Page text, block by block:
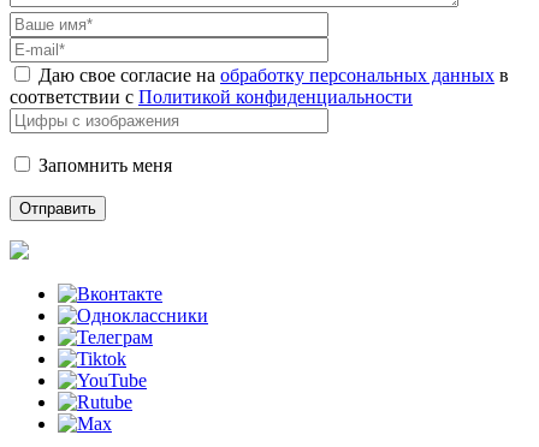
Даю свое согласие на обработку персональных данных в
соответствии с Политикой конфиденциальности
Запомнить меня